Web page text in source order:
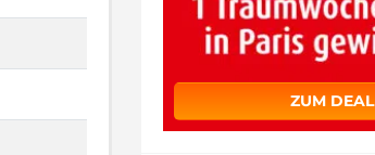
ZUM DEAL